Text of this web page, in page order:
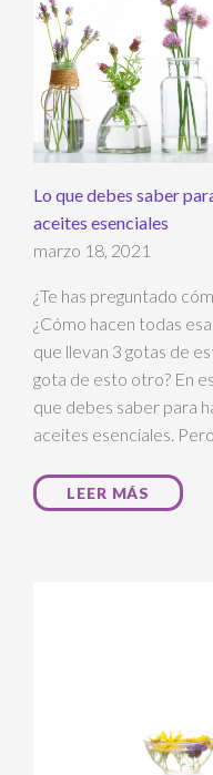
Lo que debes saber
aceites esenciales
marzo 18, 2021
¿Te has preguntado
¿Cómo hacen todas
que llevan 3 gotas de
gota de esto otro? En
que debes saber para
aceites esenciales.
LEER MÁS